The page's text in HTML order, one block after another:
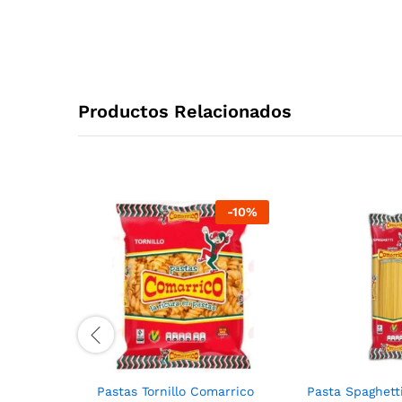
Productos Relacionados
-10%
Pastas Tornillo Comarrico
Pasta